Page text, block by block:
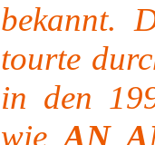
bekannt.
tourte
in den
wieAN